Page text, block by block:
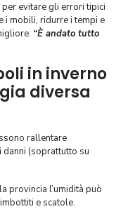
evitare gli errori tipici
i mobili, ridurre i tempi e
“È andato tutto
in inverno
diversa
rallentare
danni (soprattutto su
provincia l’umidità può
e scatole.